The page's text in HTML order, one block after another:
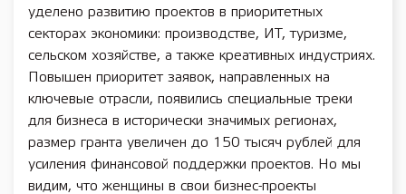
уделено развитию проектов в приоритетных
секторах экономики: производстве, ИТ, туризме,
сельском хозяйстве, а также креативных индустриях.
Повышен приоритет заявок, направленных на
ключевые отрасли, появились специальные треки
для бизнеса в исторически значимых регионах,
размер гранта увеличен до 150 тысяч рублей для
усиления финансовой поддержки проектов. Но мы
видим, что женщины в свои бизнес-проекты